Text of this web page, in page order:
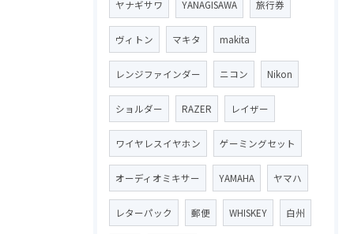
ヤナギサワ YANAGISAWA 旅行券
ヴィトン マキタ makita
レンジファインダー ニコン Nikon
ショルダー RAZER レイザー
ワイヤレスイヤホン ゲーミングセット
オーディオミキサー YAMAHA ヤマハ
レターパック 郵便 WHISKEY 白州